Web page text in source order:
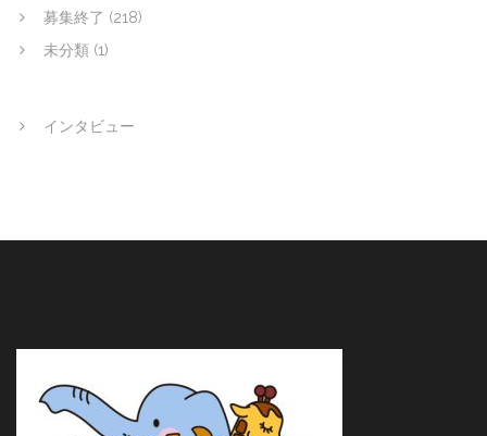
募集終了 (218)
未分類 (1)
インタビュー